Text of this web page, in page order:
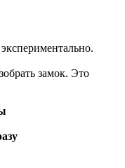
замок. Это